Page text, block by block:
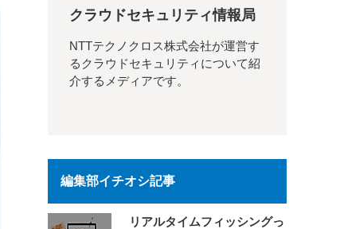
クラウドセキュリティ情報局
NTTテクノクロス株式会社が運営す
るクラウドセキュリティについて紹
介するメディアです。
編集部イチオシ記事
リアルタイムフィッシングっ